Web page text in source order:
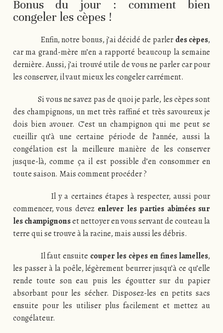
Bonus du jour : comment bien
congeler les cèpes !
Enfin, notre bonus, j’ai décidé de parler des cèpes,
car ma grand-mère m’en a rapporté beaucoup la semaine
dernière. Aussi, j’ai trouvé utile de vous ne parler car pour
les conserver, il vaut mieux les congeler carrément.
Si vous ne savez pas de quoi je parle, les cèpes sont
des champignons, un met très raffiné et très savoureux je
dois bien avouer. C’est un champignon qui me peut se
cueillir qu’à une certaine période de l’année, aussi la
congélation est la meilleure manière de les conserver
jusque-là, comme ça il est possible d’en consommer en
toute saison. Mais comment procéder ?
Il y a certaines étapes à respecter, aussi pour
commencer, vous devez enlever les parties abimées sur
les champignonset nettoyer en vous servant de couteau la
terre qui se trouve à la racine, mais aussi les débris.
Il faut ensuite couper les cèpes en fines lamelles,
les passer à la poêle, légèrement beurrer jusqu’à ce qu’elle
rende toute son eau puis les égoutter sur du papier
absorbant pour les sécher. Disposez-les en petits sacs
ensuite pour les utiliser plus facilement et mettez au
congélateur.